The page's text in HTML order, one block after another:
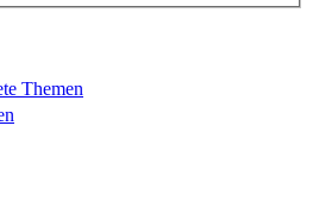
Themen